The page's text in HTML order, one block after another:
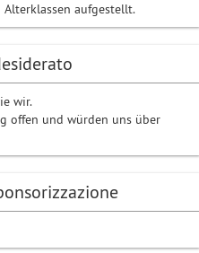
aufgestellt.
wir.
offen und würden uns über